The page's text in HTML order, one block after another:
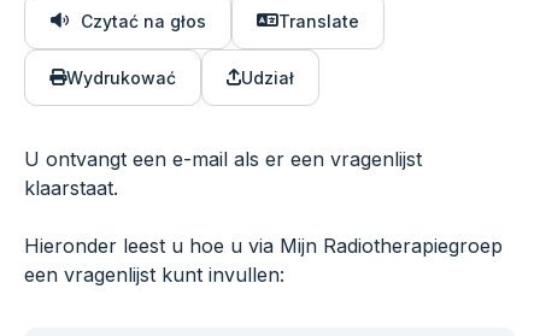
Czytać na głos Translate
Wydrukować Udział
U ontvangt een e-mail als er een vragenlijst
klaarstaat.
Hieronder leest u hoe u via Mijn Radiotherapiegroep
een vragenlijst kunt invullen: